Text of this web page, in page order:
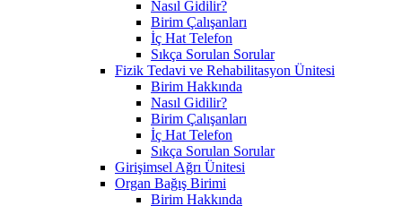
Nasıl Gidilir?
Birim Çalışanları
İç Hat Telefon
Sıkça Sorulan Sorular
Fizik Tedavi ve Rehabilitasyon Ünitesi
Birim Hakkında
Nasıl Gidilir?
Birim Çalışanları
İç Hat Telefon
Sıkça Sorulan Sorular
Girişimsel Ağrı Ünitesi
Organ Bağış Birimi
Birim Hakkında